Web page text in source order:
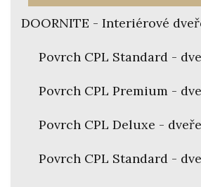
DOORNITE - Interiérové
Povrch CPL Standard -
Povrch CPL Premium -
Povrch CPL Deluxe -
Povrch CPL Standard -